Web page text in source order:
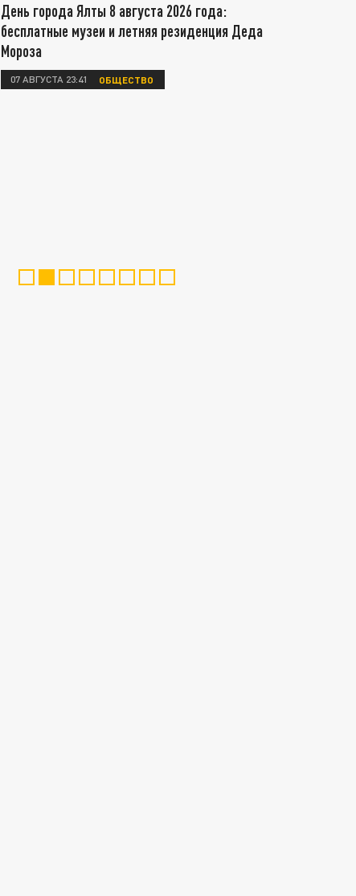
День города Ялты 8 августа 2026 года:
бесплатные музеи и летняя резиденция Деда
Мороза
07 АВГУСТА 23:41 ОБЩЕСТВО